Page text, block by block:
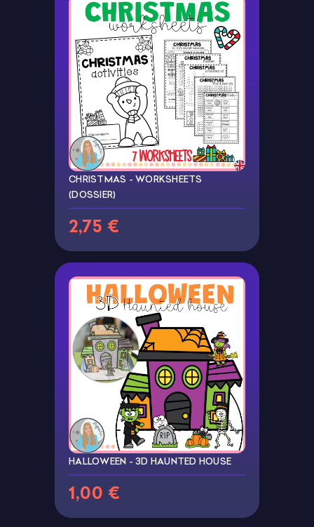
CHRISTMAS - WORKSHEETS
(DOSSIER)
2,75 €
HALLOWEEN - 3D HAUNTED HOUSE
1,00 €